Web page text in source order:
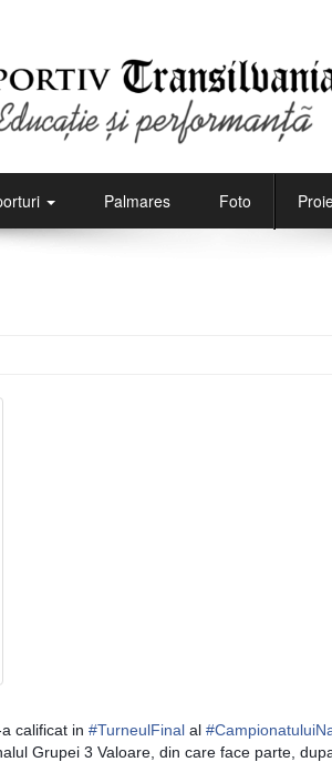
Palmares Foto
calificat in #TurneulFinal al #
Grupei 3 Valoare, din care face parte,